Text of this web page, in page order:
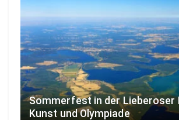
Sommerfest in der Lieberoser
Kunst und Olympiade